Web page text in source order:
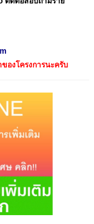
ของโครงการนะครับ